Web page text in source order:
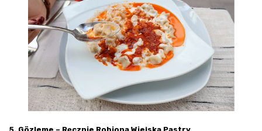
5. Gözleme – Ręcznie Robiona Wiejska Pastry